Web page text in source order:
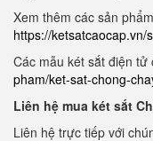
Xem thêm các sản
https://ketsatcaocap.vn/
Các mẫu két sắt điện tử
pham/ket-sat-chong-
Liên hệ mua két sắt
Liên hệ trực tiếp với